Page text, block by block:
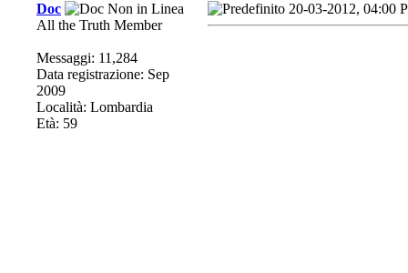
Doc
All the Truth Member
Messaggi: 11,284
Data registrazione: Sep
2009
Località: Lombardia
Età: 59
20-03-2012, 04:00